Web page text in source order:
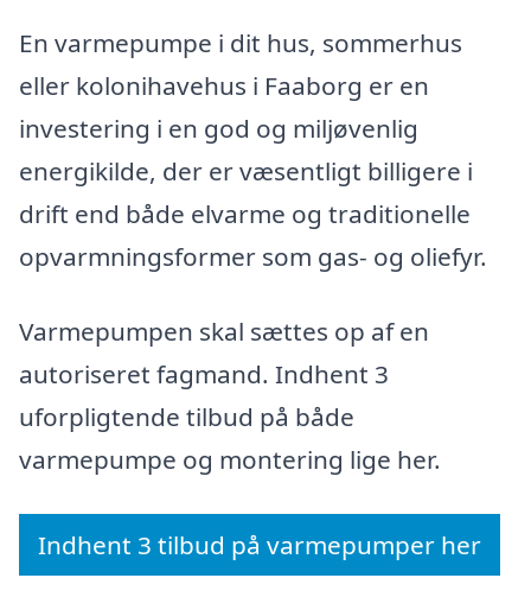
En varmepumpe i dit hus, sommerhus
eller kolonihavehus i Faaborg er en
investering i en god og miljøvenlig
energikilde, der er væsentligt billigere i
drift end både elvarme og traditionelle
opvarmningsformer som gas- og oliefyr.
Varmepumpen skal sættes op af en
autoriseret fagmand. Indhent 3
uforpligtende tilbud på både
varmepumpe og montering lige her.
Indhent 3 tilbud på varmepumper her